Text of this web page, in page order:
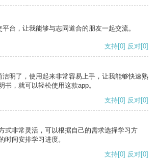
台，让我能够与志同道合的朋友一起交流。
支持[0] 反对[0]
洁明了，使用起来非常容易上手，让我能够快速熟
书，就可以轻松使用这款app。
支持[0] 反对[0]
式非常灵活，可以根据自己的需求选择学习方
时间安排学习进度。
支持[0] 反对[0]